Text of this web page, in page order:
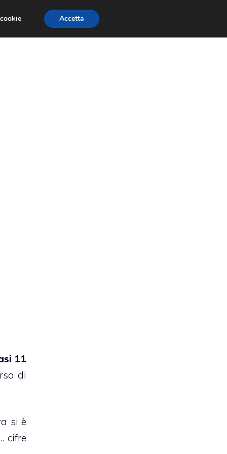
EVENTI E FIERE
11
di
si è
cifre
Accetta